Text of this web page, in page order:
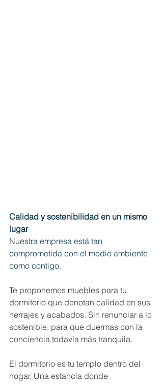
Calidad y sostenibilidad en un mismo
lugar
Nuestra empresa está tan
comprometida con el medio ambiente
como contigo.
Te proponemos muebles para tu
dormitorio que denotan calidad en sus
herrajes y acabados. Sin renunciar a lo
sostenible, para que duermas con la
conciencia todavía más tranquila.
El dormitorio es tu templo dentro del
hogar. Una estancia donde